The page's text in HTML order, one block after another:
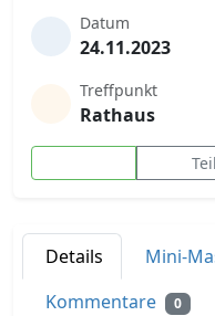
Datum
24.11.2023
Treffpunkt
Rathaus
Details Mini-
Kommentare 0